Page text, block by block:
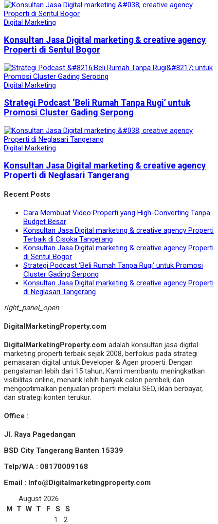
Digital Marketing
Konsultan Jasa Digital marketing & creative agency
Properti di Sentul Bogor
Digital Marketing
Strategi Podcast ‘Beli Rumah Tanpa Rugi’ untuk
Promosi Cluster Gading Serpong
Digital Marketing
Konsultan Jasa Digital marketing & creative agency
Properti di Neglasari Tangerang
Recent Posts
Cara Membuat Video Properti yang High-Converting Tanpa
Budget Besar
Konsultan Jasa Digital marketing & creative agency Properti
Terbaik di Cisoka Tangerang
Konsultan Jasa Digital marketing & creative agency Properti
di Sentul Bogor
Strategi Podcast ‘Beli Rumah Tanpa Rugi’ untuk Promosi
Cluster Gading Serpong
Konsultan Jasa Digital marketing & creative agency Properti
di Neglasari Tangerang
right_panel_open
DigitalMarketingProperty.com
DigitalMarketingProperty.com adalah konsultan jasa digital
marketing properti terbaik sejak 2008, berfokus pada strategi
pemasaran digital untuk Developer & Agen properti. Dengan
pengalaman lebih dari 15 tahun, Kami membantu meningkatkan
visibilitas online, menarik lebih banyak calon pembeli, dan
mengoptimalkan penjualan properti melalui SEO, iklan berbayar,
dan strategi konten terukur.
Office :
Jl. Raya Pagedangan
BSD City Tangerang Banten 15339
Telp/WA : 08170009168
Email : Info@Digitalmarketingproperty.com
August 2026
M T W T F S
S
1
2